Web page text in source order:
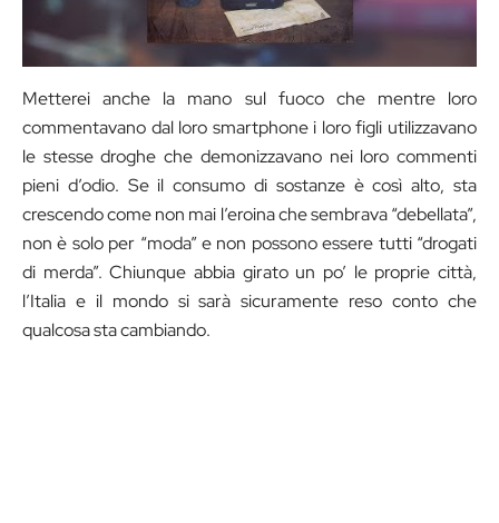
Metterei anche la mano sul fuoco che mentre loro
commentavano dal loro smartphone i loro figli utilizzavano
le stesse droghe che demonizzavano nei loro commenti
pieni d’odio. Se il consumo di sostanze è così alto, sta
crescendo come non mai l’eroina che sembrava “debellata”,
non è solo per “moda” e non possono essere tutti “drogati
di merda”. Chiunque abbia girato un po’ le proprie città,
l’Italia e il mondo si sarà sicuramente reso conto che
qualcosa sta cambiando.